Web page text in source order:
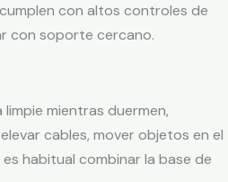
con altos controles de
con soporte cercano.
mientras duermen,
cables, mover objetos en el
habitual combinar la base de